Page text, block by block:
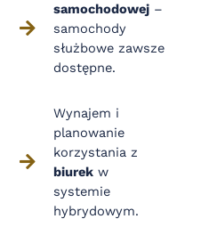
samochodowej –
samochody
służbowe zawsze
dostępne.
Wynajem i
planowanie
korzystania z
biurek w
systemie
hybrydowym.